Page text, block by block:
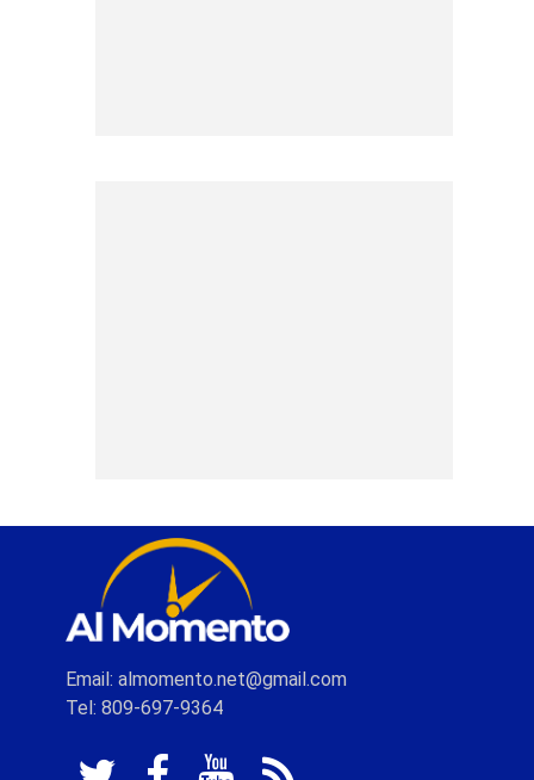
Email: almomento.net@gmail.com
Tel: 809-697-9364